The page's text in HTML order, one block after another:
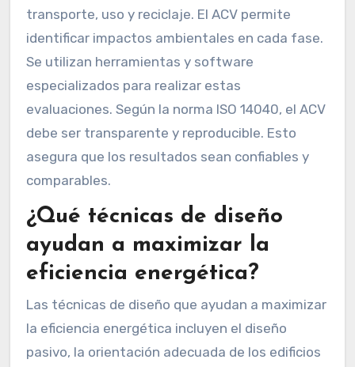
transporte, uso y reciclaje. El ACV permite
identificar impactos ambientales en cada fase.
Se utilizan herramientas y software
especializados para realizar estas
evaluaciones. Según la norma ISO 14040, el ACV
debe ser transparente y reproducible. Esto
asegura que los resultados sean confiables y
comparables.
¿Qué técnicas de diseño
ayudan a maximizar la
eficiencia energética?
Las técnicas de diseño que ayudan a maximizar
la eficiencia energética incluyen el diseño
pasivo, la orientación adecuada de los edificios